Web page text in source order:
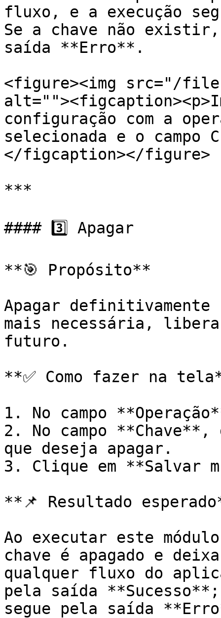
fluxo, e a execução
Se a chave não existir,
saída **Erro**.
<figure><img src="/files/
configuração com a
selecionada e o campo
</figcaption></figure>
***
#### 3️⃣ Apagar
**🎯 Propósito**
Apagar definitivamente
mais necessária,
futuro.
**✅ Como fazer na
1. No campo
2. No campo
que deseja apagar.
3. Clique em **Salvar
**📌 Resultado
Ao executar este
chave é apagado e
qualquer fluxo do
pela saída
segue pela saída